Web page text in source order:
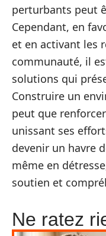
perturbants peut
Cependant, en
et en activant les
communauté, il
solutions qui
Construire un
peut que
unissant ses
devenir un havre
même en
soutien et
Ne ratez